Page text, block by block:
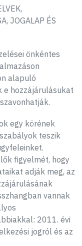
JOGALAP ÉS
önkéntes
alapuló
e hozzájárulásukat
egy körének
teszik
figyelmét, hogy
adják meg, az
vannak
2011. évi
jogról és az